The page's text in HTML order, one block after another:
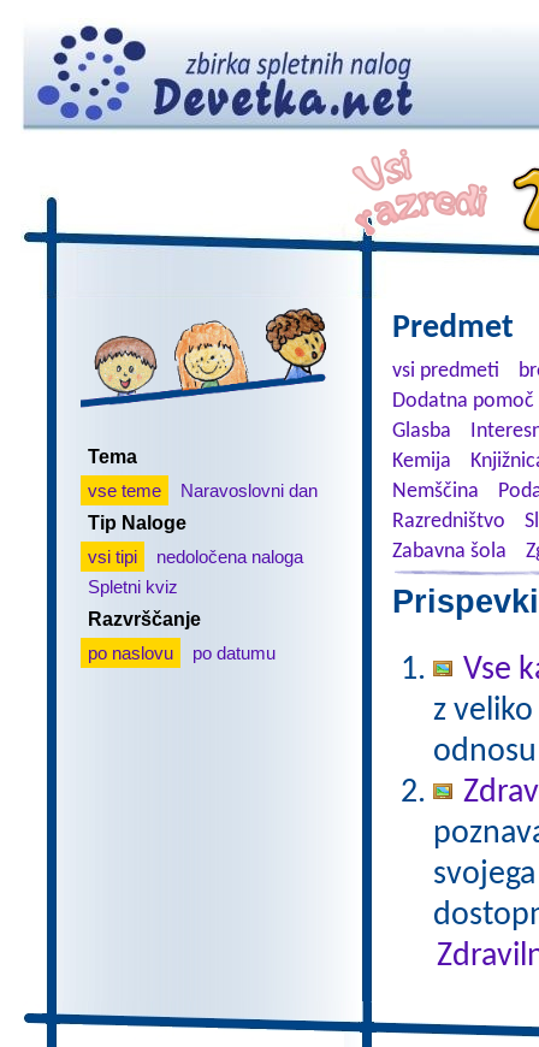
Tema
vse teme
Naravoslovni dan
Tip Naloge
vsi tipi
nedoločena naloga
Spletni kviz
Razvrščanje
po naslovu
po datumu
Predmet
vsi predmeti
Dodatna
Glasba
Kemija
Nemščina
Razredništvo
Zabavna šola
Vse
z